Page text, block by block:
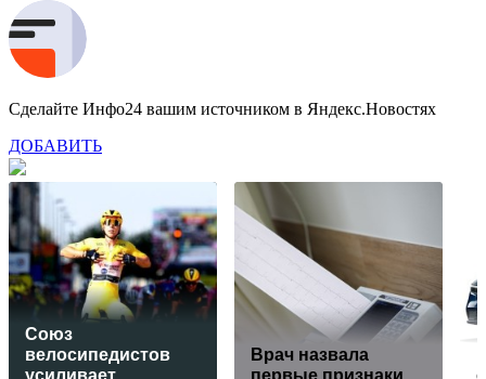
Сделайте Инфо24 вашим источником в Яндекс.Новостях
ДОБАВИТЬ
Союз
велосипедистов
усиливает
Врач назвала
первые признаки